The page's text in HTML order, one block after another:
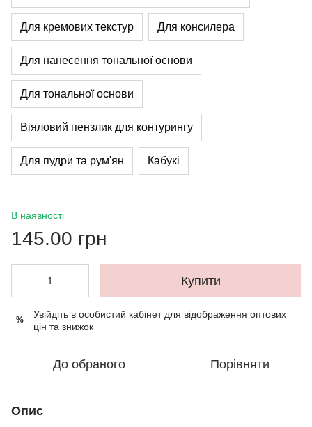
Для кремових текстур Для консилера
Для нанесення тональної основи
Для тональної основи
Вiяловий пензлик для контурингу
Для пудри та рум'ян Кабукі
В наявності
145.00 грн
Купити
%
Увійдіть в особистий кабінетдля відображення оптових
цін та знижок
До обраного Порівняти
Опис